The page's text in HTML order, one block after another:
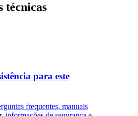
técnicas
para este
frequentes, manuais